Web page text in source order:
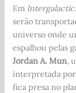
Em
serão
universo onde
espalhou pelas
Jordan A. Mun,
interpretada por
fica presa no